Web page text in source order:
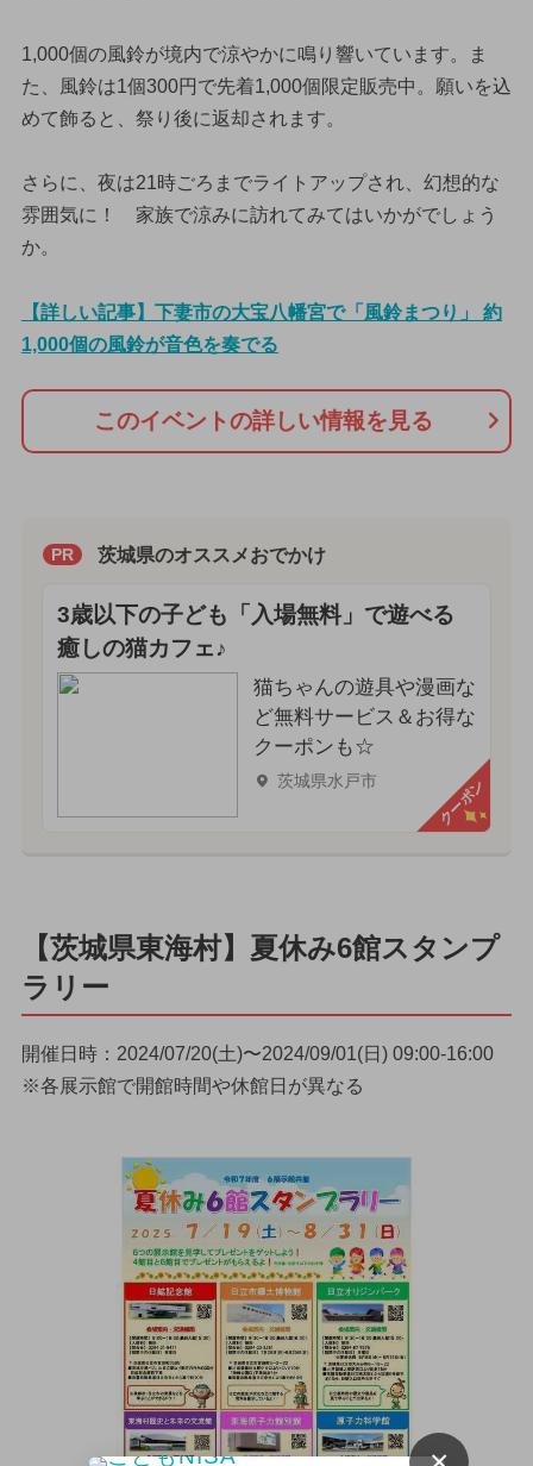
1,000個の風鈴が境内で涼やかに鳴り響いています。ま
た、風鈴は1個300円で先着1,000個限定販売中。願いを込
めて飾ると、祭り後に返却されます。
さらに、夜は21時ごろまでライトアップされ、幻想的な
雰囲気に！ 家族で涼みに訪れてみてはいかがでしょう
か。
【詳しい記事】下妻市の大宝八幡宮で「風鈴まつり」 約
1,000個の風鈴が音色を奏でる
このイベントの詳しい情報を見る
PR 茨城県のオススメおでかけ
3歳以下の子ども「入場無料」で遊べる
癒しの猫カフェ♪
猫ちゃんの遊具や漫画な
ど無料サービス＆お得な
クーポンも☆
茨城県水戸市 クーポン
【茨城県東海村】夏休み6館スタンプ
ラリー
開催日時：2024/07/20(土)〜2024/09/01(日) 09:00-16:00
※各展示館で開館時間や休館日が異なる